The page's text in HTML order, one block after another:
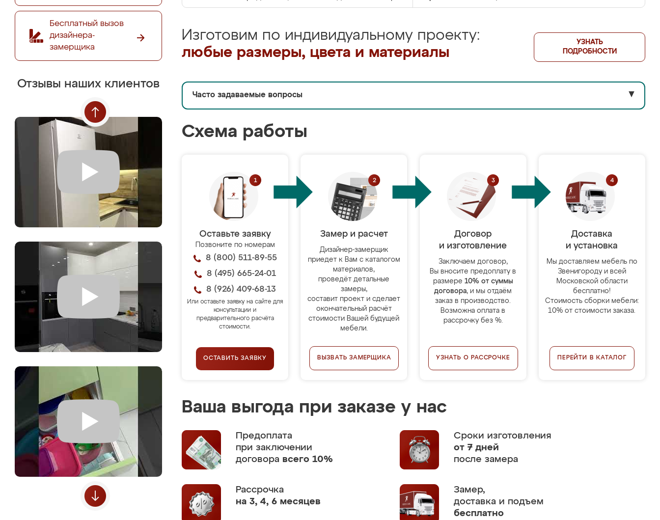
Бесплатный вызов
дизайнера-
замерщика
Отзывы наших клиентов
Изготовим по индивидуальному проекту:
любые размеры, цвета и материалы
УЗНАТЬ
ПОДРОБНОСТИ
Часто задаваемые вопросы ▼
Схема работы
Оставьте заявку
Позвоните по номерам
8 (800) 511-89-55
8 (495) 665-24-01
8 (926) 409-68-13
Или оставьте заявку на сайте для
консультации и
предварительного расчёта
стоимости.
ОСТАВИТЬ ЗАЯВКУ
Замер и расчет
Дизайнер-замерщик
приедет к Вам с каталогом
материалов,
проведёт детальные
замеры,
составит проект и сделает
окончательный расчёт
стоимости Вашей будущей
мебели.
ВЫЗВАТЬ ЗАМЕРЩИКА
Договор
и изготовление
Заключаем договор,
Вы вносите предоплату в
размере 10% от суммы
договора, и мы отдаём
заказ в производство.
Возможна оплата в
рассрочку без %.
УЗНАТЬ О РАССРОЧКЕ
Доставка
и установка
Мы доставляем мебель по
Звенигороду и всей
Московской области
бесплатно!
Стоимость сборки мебели:
10% от стоимости заказа.
ПЕРЕЙТИ В КАТАЛОГ
Ваша выгода при заказе у нас
Предоплата
при заключении
договора всего 10%
Сроки изготовления
от 7 дней
после замера
Рассрочка
на 3, 4, 6 месяцев
Замер,
доставка и подъем
бесплатно